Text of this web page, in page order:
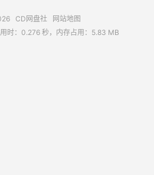
CD网盘社
网站地图
时：0.276 秒，内存占用：5.83 MB